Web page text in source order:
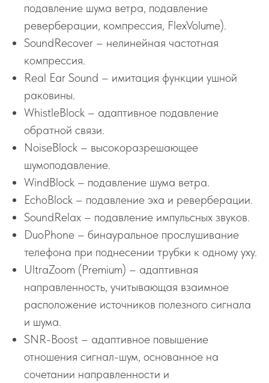
подавление шума ветра, подавление
реверберации, компрессия, FlexVolume).
SoundRecover – нелинейная частотная
компрессия.
Real Ear Sound – имитация функции ушной
раковины.
WhistleBlock – адаптивное подавление
обратной связи.
NoiseBlock – высокоразрешающее
шумоподавление.
WindBlock – подавление шума ветра.
EchoBlock – подавление эха и реверберации.
SoundRelax – подавление импульсных звуков.
DuoPhone – бинауральное прослушивание
телефона при поднесении трубки к одному уху.
UltraZoom (Premium) – адаптивная
направленность, учитывающая взаимное
расположение источников полезного сигнала
и шума.
SNR-Boost – адаптивное повышение
отношения сигнал-шум, основанное на
сочетании направленности и